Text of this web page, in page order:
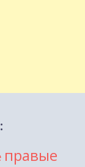
правые